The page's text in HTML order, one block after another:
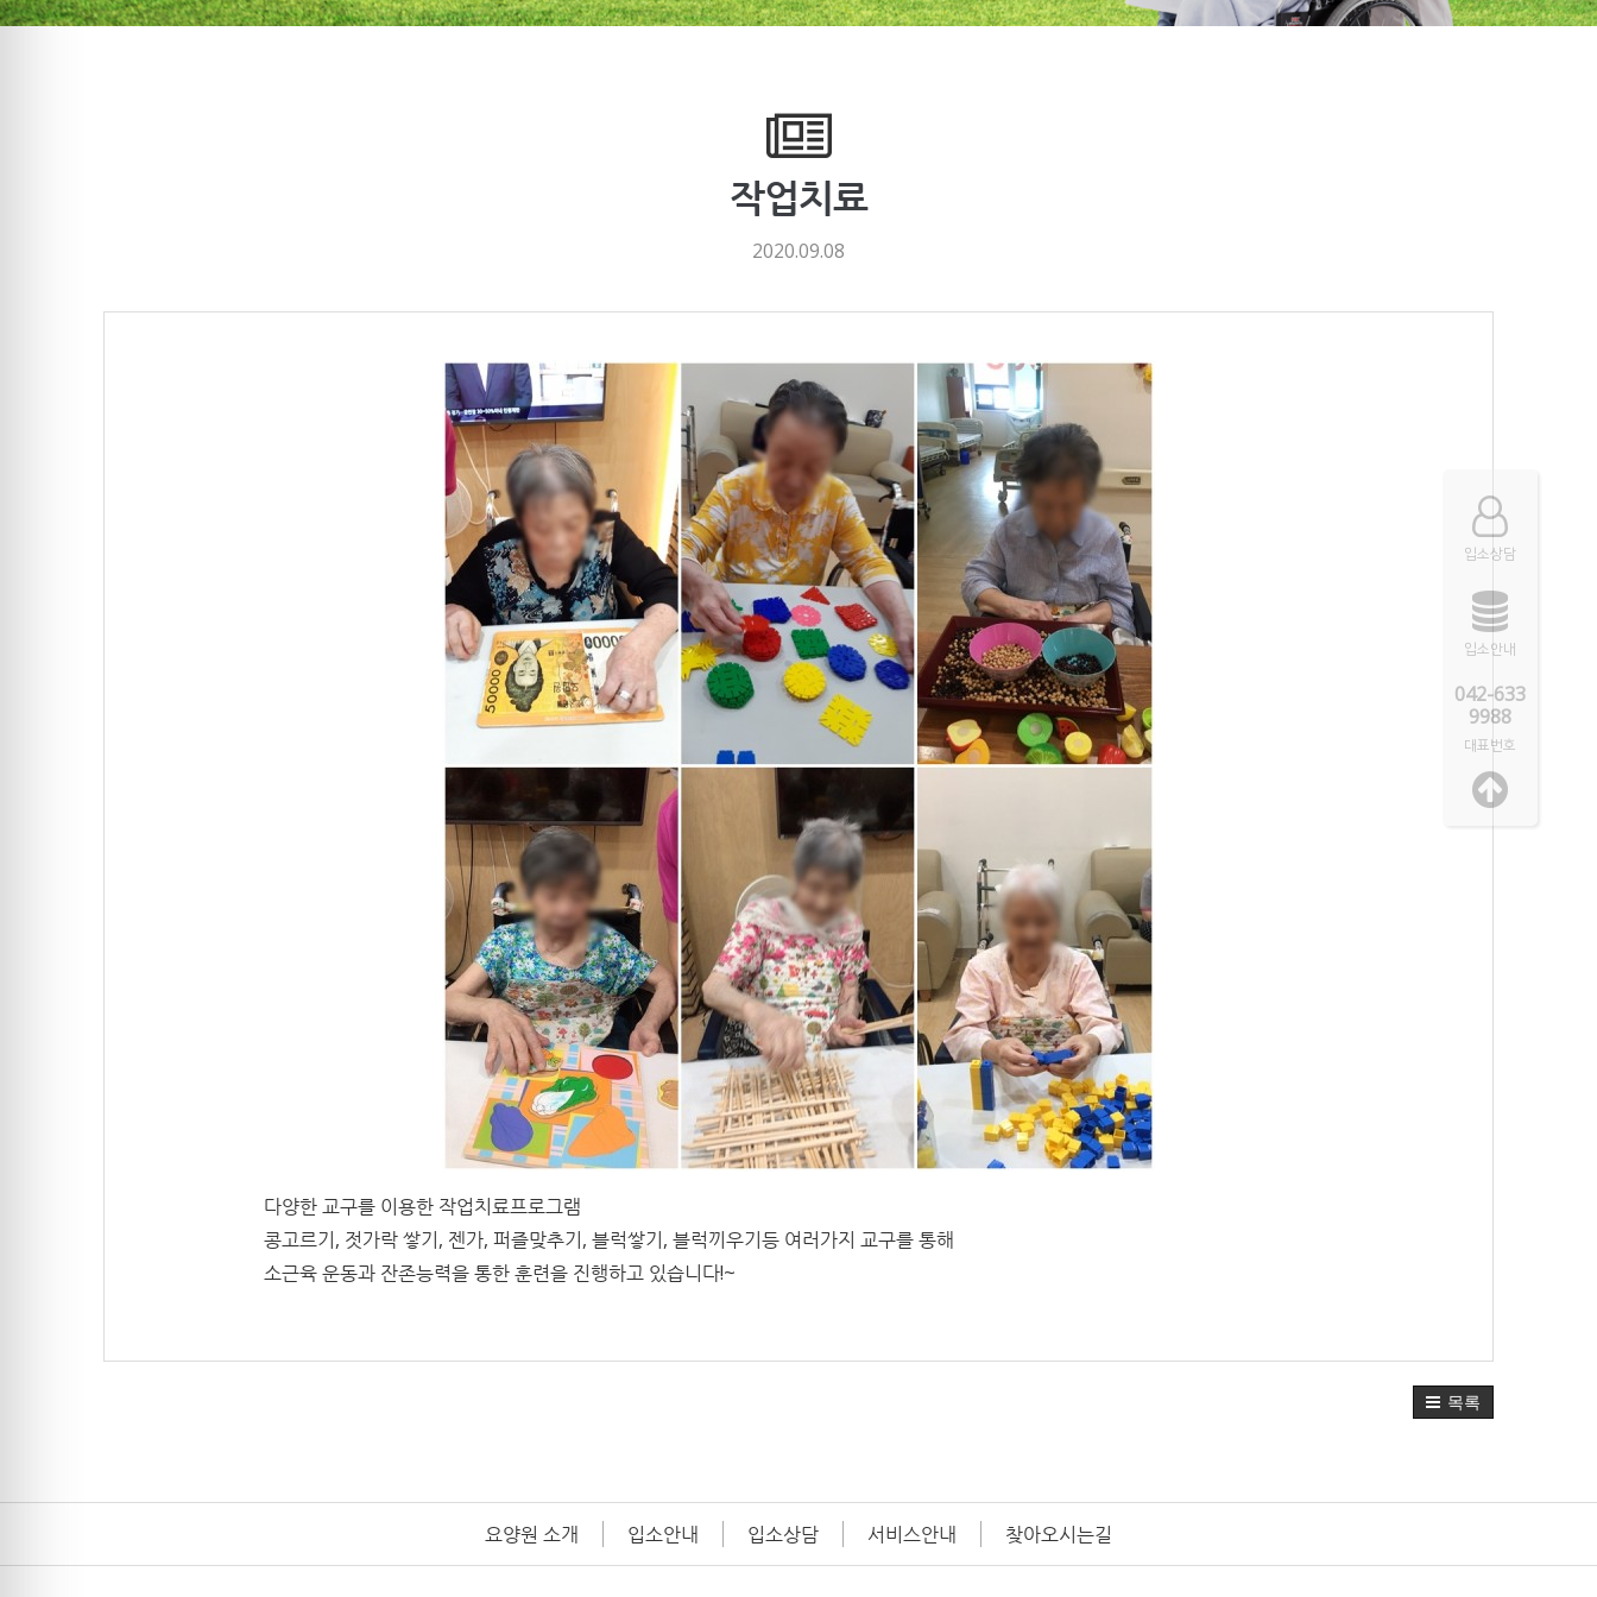
작업치료
2020.09.08
다양한 교구를 이용한 작업치료프로그램
콩고르기, 젓가락 쌓기, 젠가, 퍼즐맞추기, 블럭쌓기, 블럭끼우기등 여러가지 교구를 통해
소근육 운동과 잔존능력을 통한 훈련을 진행하고 있습니다!~
목록
요양원 소개 입소안내 입소상담 서비스안내 찾아오시는길
입소상담
입소안내
042-633
9988
대표번호